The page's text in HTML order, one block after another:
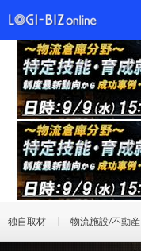
独自取材 物流施設/不動産